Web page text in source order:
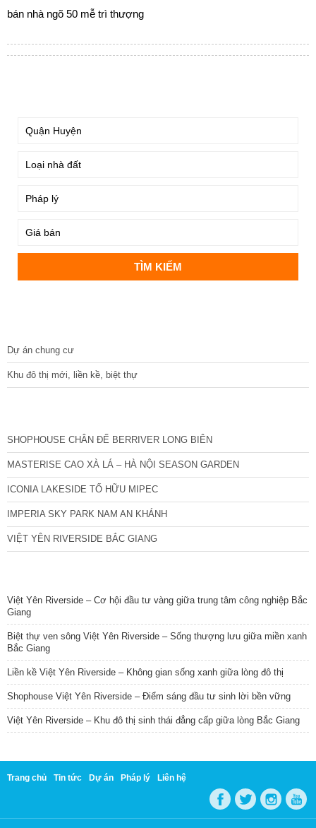
bán nhà ngõ 50 mễ trì thượng
Dự án chung cư
Khu đô thị mới, liền kề, biệt thự
SHOPHOUSE CHÂN ĐẾ BERRIVER LONG BIÊN
MASTERISE CAO XÀ LÁ – HÀ NỘI SEASON GARDEN
ICONIA LAKESIDE TỐ HỮU MIPEC
IMPERIA SKY PARK NAM AN KHÁNH
VIỆT YÊN RIVERSIDE BẮC GIANG
Việt Yên Riverside – Cơ hội đầu tư vàng giữa trung tâm công nghiệp Bắc
Giang
Biệt thự ven sông Việt Yên Riverside – Sống thượng lưu giữa miền xanh
Bắc Giang
Liền kề Việt Yên Riverside – Không gian sống xanh giữa lòng đô thị
Shophouse Việt Yên Riverside – Điểm sáng đầu tư sinh lời bền vững
Việt Yên Riverside – Khu đô thị sinh thái đẳng cấp giữa lòng Bắc Giang
Trang chủ Tin tức Dự án Pháp lý Liên hệ